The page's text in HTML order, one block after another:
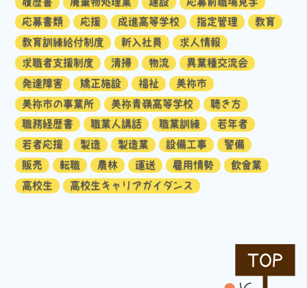
応募書類
応援 成進高等学校 指定管理
教育
教育訓練給付制度
新入社員
求人情報
求職者支援制度
清掃 物流
異業種交流会
発達障害
矯正施設 福祉
美祢市
美祢市の事業所
美祢青嶺高等学校
聴き方
職務経歴書
職業人講話 職業訓練
若年者
若者応援
製造 製造業 設備工事
警備
販売
転職 農林 運送 雇用情勢
飲食業
高校生
高校生キャリアガイダンス
TOP